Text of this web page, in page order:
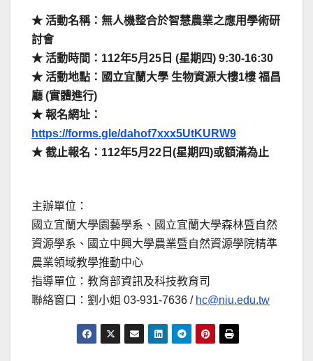
★ 活動名稱：無人機整合於智慧農業之應用學術研
討會
★ 活動時間：112年5月25日 (星期四) 9:30-16:30
★ 活動地點：國立宜蘭大學 生物資源大樓1樓 福昌
廳 (實體進行)
★ 報名網址：
https://forms.gle/dahof7xxx5UtKURW9
★ 截止報名：112年5月22日(星期四)或額滿為止
主辦單位：
國立宜蘭大學園藝學系、國立宜蘭大學森林暨自然
資源學系、國立中興大學農業暨自然資源學院精準
農業領域教學推動中心
指導單位：教育部資訊及科技教育司
聯絡窗口：劉小姐 03-931-7636 / hc@niu.edu.tw